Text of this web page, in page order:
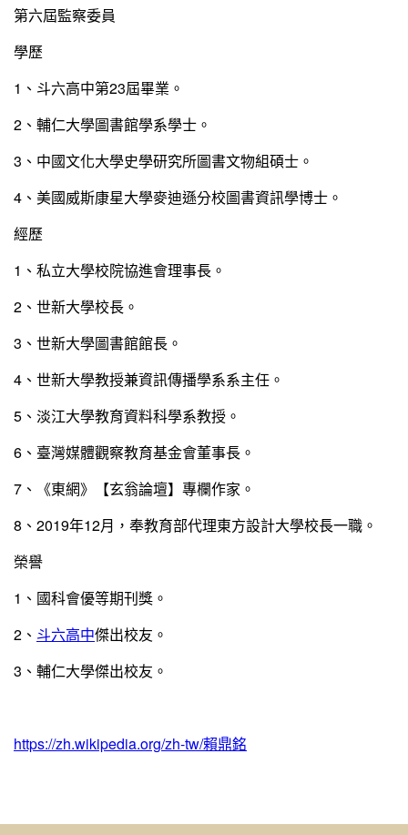
第六屆監察委員
學歷
1、斗六高中第23屆畢業。
2、輔仁大學圖書館學系學士。
3、中國文化大學史學研究所圖書文物組碩士。
4、美國威斯康星大學麥迪遜分校圖書資訊學博士。
經歷
1、私立大學校院協進會理事長。
2、世新大學校長。
3、世新大學圖書館館長。
4、世新大學教授兼資訊傳播學系系主任。
5、淡江大學教育資料科學系教授。
6、臺灣媒體觀察教育基金會董事長。
7、《東網》【玄翁論壇】專欄作家。
8、2019年12月，奉教育部代理東方設計大學校長一職。
榮譽
1、國科會優等期刊獎。
2、 斗六高中傑出校友。
3、輔仁大學傑出校友。
https://zh.wikipedia.org/zh-tw/賴鼎銘